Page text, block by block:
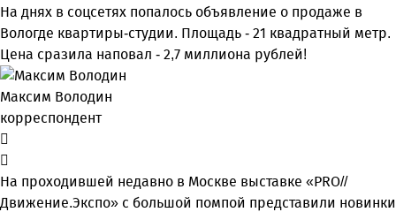
На днях в соцсетях попалось объявление о продаже в
Вологде квартиры-студии. Площадь - 21 квадратный метр.
Цена сразила наповал - 2,7 миллиона рублей!
Максим Володин
корреспондент
На проходившей недавно в Мос­кве выставке «PRO//
Движение.Экспо» с большой помпой представили новинки